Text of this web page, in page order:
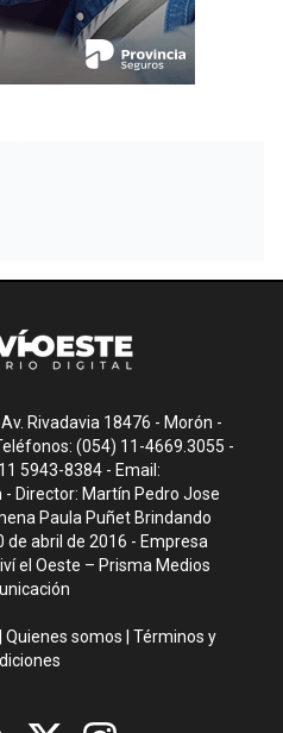
Rivadavia 18476 - Morón -
(054) 11-4669.3055 -
5943-8384 - Email:
- Director: Martín Pedro Jose
Paula Puñet Brindando
abril de 2016 - Empresa
el Oeste – Prisma Medios
|Quienes somos |Términos y